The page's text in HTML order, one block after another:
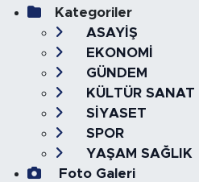
Kategoriler
ASAYİŞ
EKONOMİ
GÜNDEM
KÜLTÜR SANAT
SİYASET
SPOR
YAŞAM SAĞLIK
Foto Galeri